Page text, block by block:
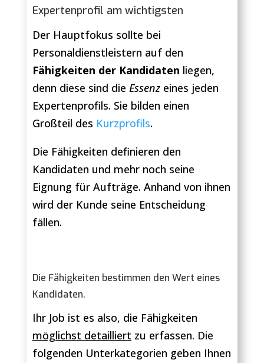
Expertenprofil am wichtigsten
Der Hauptfokus sollte bei
Personaldienstleistern auf den
Fähigkeiten der Kandidaten liegen,
denn diese sind die Essenzeines jeden
Expertenprofils. Sie bilden einen
Großteil des Kurzprofils.
Die Fähigkeiten definieren den
Kandidaten und mehr noch seine
Eignung für Aufträge. Anhand von ihnen
wird der Kunde seine Entscheidung
fällen.
Die Fähigkeiten bestimmen den Wert eines
Kandidaten.
Ihr Job ist es also, die Fähigkeiten
möglichst detailliert zu erfassen. Die
folgenden Unterkategorien geben Ihnen